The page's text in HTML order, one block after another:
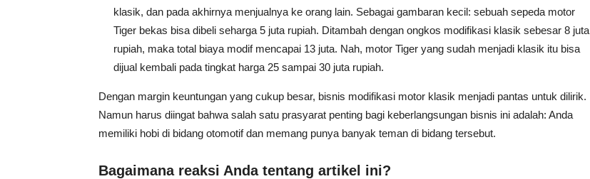
klasik, dan pada akhirnya menjualnya ke orang lain. Sebagai gambaran kecil: sebuah sepeda motor
Tiger bekas bisa dibeli seharga 5 juta rupiah. Ditambah dengan ongkos modifikasi klasik sebesar 8 juta
rupiah, maka total biaya modif mencapai 13 juta. Nah, motor Tiger yang sudah menjadi klasik itu bisa
dijual kembali pada tingkat harga 25 sampai 30 juta rupiah.
Dengan margin keuntungan yang cukup besar, bisnis modifikasi motor klasik menjadi pantas untuk dilirik.
Namun harus diingat bahwa salah satu prasyarat penting bagi keberlangsungan bisnis ini adalah: Anda
memiliki hobi di bidang otomotif dan memang punya banyak teman di bidang tersebut.
Bagaimana reaksi Anda tentang artikel ini?